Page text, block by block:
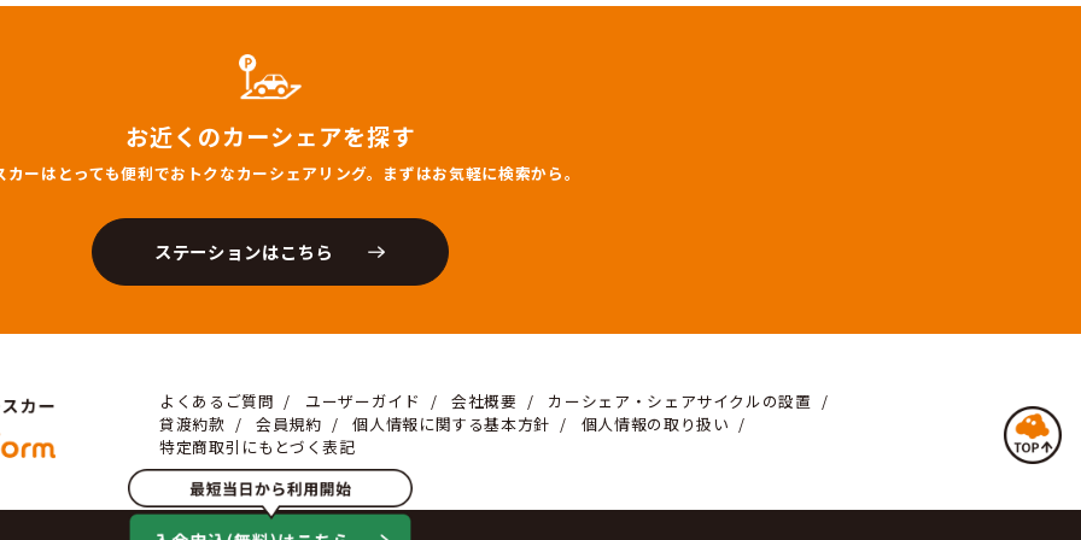
もサービス展開拠点を拡大していく予定です。ぜひお気軽にご利用くださいませ。
お知らせ一覧へ
お近くのカーシェアを探す
マースカーはとっても便利でおトクなカーシェアリング。まずはお気軽に検索から。